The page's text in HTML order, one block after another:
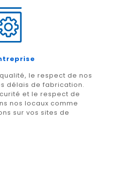
le respect de nos
délais de fabrication.
et le respect de
nos locaux comme
sur vos sites de